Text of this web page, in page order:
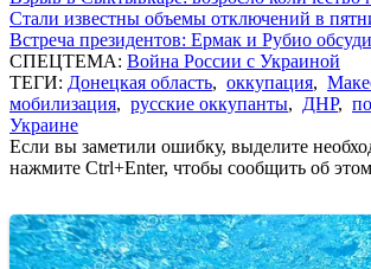
Стали известны объемы отключений в
Встреча президентов: Ермак и Рубио
СПЕЦТЕМА: Война России с Украиной
ТЕГИ: Донецкая область, оккупация,
мобилизация, русские оккупанты, ДНР,
Украине
Если вы заметили ошибку, выделите
нажмите Ctrl+Enter, чтобы сообщить об